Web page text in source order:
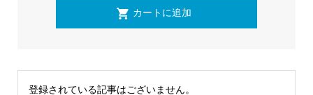
登録されている記事はございません。